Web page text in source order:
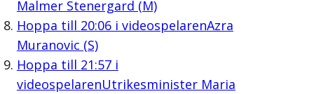
Malmer Stenergard (M)
Hoppa till 20:06i videospelarenAzra
Muranovic (S)
Hoppa till 21:57i
videospelarenUtrikesminister Maria